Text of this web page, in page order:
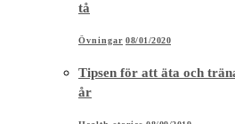
tå
Övningar 08/01/2020
Tipsen för att äta och
år